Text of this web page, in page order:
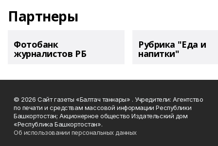
Партнеры
Фотобанк
журналистов РБ
Рубрика "Еда и
напитки"
© 2026 Сайт газеты «Балтач таннары» . Учредители: Агентство
по печати и средствам массовой информации Республики
Башкортостан; Акционерное общество Издательский дом
«Республика Башкортостан».
Об использовании персональных данных